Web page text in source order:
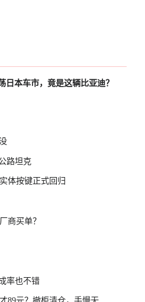
日本车市，竟是这辆比亚迪？
路坦克
体按键正式回归
商买单？
率也不错